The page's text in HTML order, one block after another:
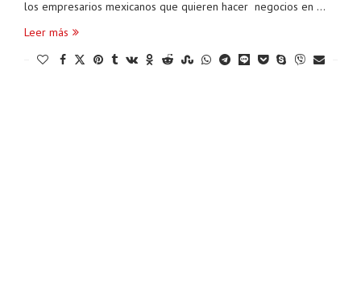
los empresarios mexicanos que quieren hacer negocios en …
Leer más